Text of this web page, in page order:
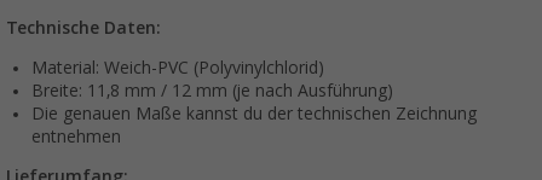
Technische Daten:
Material: Weich-PVC (Polyvinylchlorid)
Breite: 11,8 mm / 12 mm (je nach Ausführung)
Die genauen Maße kannst du der technischen Zeichnung
entnehmen